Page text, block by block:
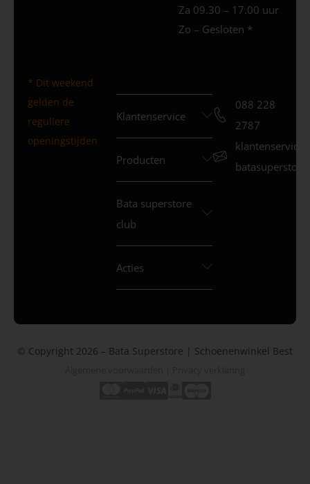
Za 09.30 – 17.00 uur
Zo – Gesloten *
* Dit weekend
gelden de
reguliere
openingstijden
Klantenservice
Producten
Bata superstore
club
Acties
088 228
2787
© Copyright 2026 – Bata Superstore | Schoenenwinkel Best